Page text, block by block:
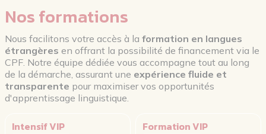
Nos formations
Nous facilitons votre accès à la formation en langues
étrangères en offrant la possibilité de financement via le
CPF. Notre équipe dédiée vous accompagne tout au long
de la démarche, assurant une expérience fluide et
transparente pour maximiser vos opportunités
d'apprentissage linguistique.
Intensif VIP Formation VIP